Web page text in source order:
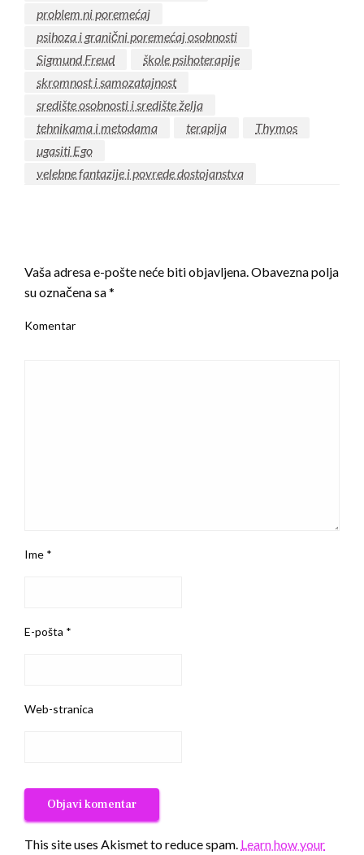
problem ni poremećaj
psihoza i granični poremećaj osobnosti
Sigmund Freud
škole psihoterapije
skromnost i samozatajnost
središte osobnosti i središte želja
tehnikama i metodama
terapija
Thymos
ugasiti Ego
velebne fantazije i povrede dostojanstva
Vaša adresa e-pošte neće biti objavljena. Obavezna polja
su označena sa*
Komentar
Ime *
E-pošta *
Web-stranica
This site uses Akismet to reduce spam. Learn how your